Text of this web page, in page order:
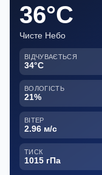
36°C
Чисте Небо
ВІДЧУВАЄТЬСЯ
34°C
ВОЛОГІСТЬ
21%
ВІТЕР
2.96 м/с
ТИСК
1015 гПа